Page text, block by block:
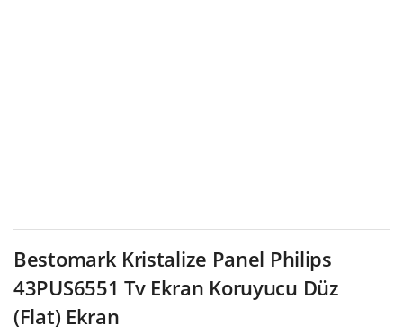
Bestomark Kristalize Panel Philips
43PUS6551 Tv Ekran Koruyucu Düz
(Flat) Ekran